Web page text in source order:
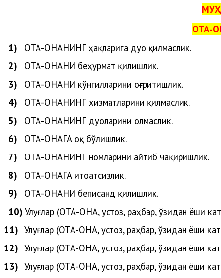
ОТА-
1)
ОТА-ОНАНИНГҳақларига дуо қилмаслик.
2)
ОТА-ОНАНИ беҳурмат қилишлик.
3)
ОТА-ОНАНИ кўнгилларини оғритишлик.
4)
ОТА-ОНАНИНГ хизматларини қилмаслик.
5)
ОТА-ОНАНИНГ дуоларини олмаслик.
6)
ОТА-ОНАГА оқ бўлишлик.
7)
ОТА-ОНАНИНГ номларини айтиб чақиришлик.
8)
ОТА-ОНАГА итоатсизлик.
9)
ОТА-ОНАНИ беписанд қилишлик.
10) Улуғлар (ОТА-ОНА, устоз, раҳбар, ўзидан ёши
11) Улуғлар (ОТА-ОНА, устоз, раҳбар, ўзидан ёши
12) Улуғлар (ОТА-ОНА, устоз, раҳбар, ўзидан ёши
13) Улуғлар (ОТА-ОНА, устоз, раҳбар, ўзидан ёши